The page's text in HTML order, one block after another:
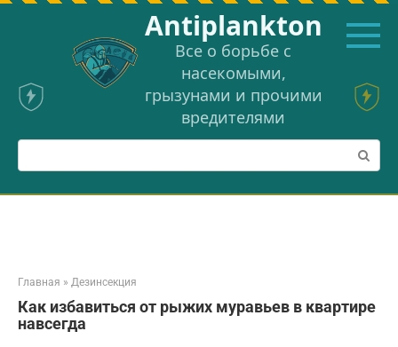
Перейти
Аntiplankton
Все о борьбе с
насекомыми,
грызунами и прочими
вредителями
Поиск:
Главная » Дезинсекция
Как избавиться от рыжих муравьев в квартире
навсегда